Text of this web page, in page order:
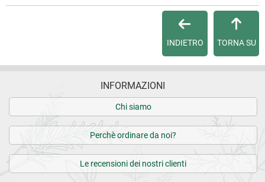
dell'ordine e lo stato della spedizione.
Per maggiori dettagli, vedi leCondizioni di vendita.
TORNA SU
INDIETRO
INFORMAZIONI
Chi siamo
Perchè ordinare da noi?
Le recensioni dei nostri clienti